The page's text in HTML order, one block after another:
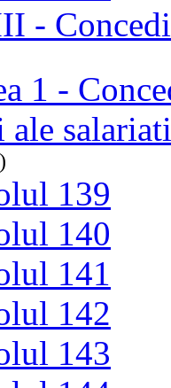
-
1 -
ale
139
140
141
142
143